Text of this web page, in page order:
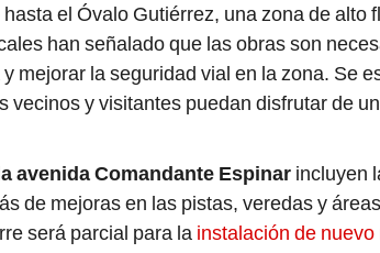
el Óvalo Gutiérrez, una zona de alto
han señalado que las obras son
mejorar la seguridad vial en la zona. Se
vecinos y visitantes puedan disfrutar de
avenida Comandante Espinar incluyen
de mejoras en las pistas, veredas y
será parcial para la instalación de